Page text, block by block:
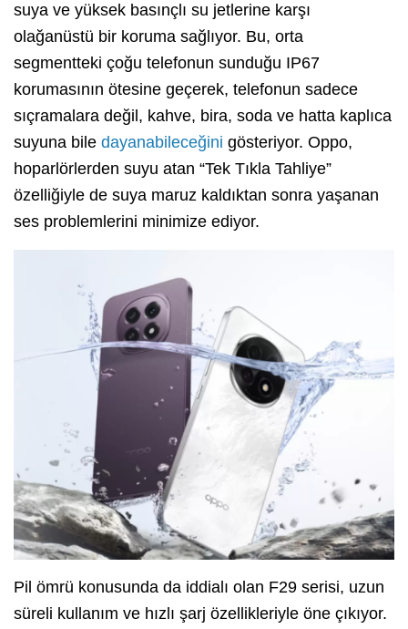
suya ve yüksek basınçlı su jetlerine karşı
olağanüstü bir koruma sağlıyor. Bu, orta
segmentteki çoğu telefonun sunduğu IP67
korumasının ötesine geçerek, telefonun sadece
sıçramalara değil, kahve, bira, soda ve hatta kaplıca
suyuna bile dayanabileceğini gösteriyor. Oppo,
hoparlörlerden suyu atan “Tek Tıkla Tahliye”
özelliğiyle de suya maruz kaldıktan sonra yaşanan
ses problemlerini minimize ediyor.
Pil ömrü konusunda da iddialı olan F29 serisi, uzun
süreli kullanım ve hızlı şarj özellikleriyle öne çıkıyor.